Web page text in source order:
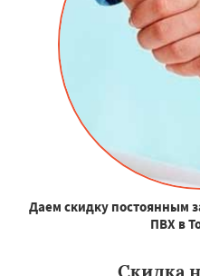
Даем скидку постоянным
ПВХ в
Скидка